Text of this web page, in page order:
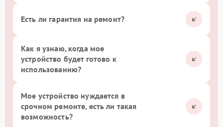
Есть ли гарантия на ремонт?
Как я узнаю, когда мое
устройство будет готово к
использованию?
Мое устройство нуждается в
срочном ремонте, есть ли такая
возможность?